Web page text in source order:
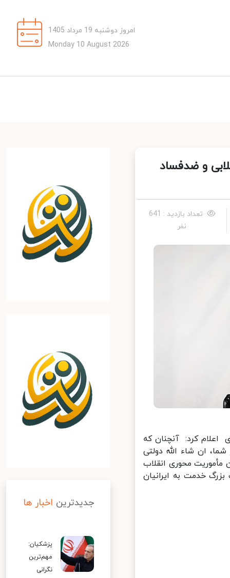
امروز دوشنبه 19 مرداد 1405
Monday 10 August 2026
و ضدفساد
تعداد بازدید : 641
نفر
کرد: آنچنان که
ان شاء الله دولتی
محوری انقلاب
خدمت به ایرانیان
جدیدترین اخبار ها
پزشکیان:
مهم‌ترین
نگرانی